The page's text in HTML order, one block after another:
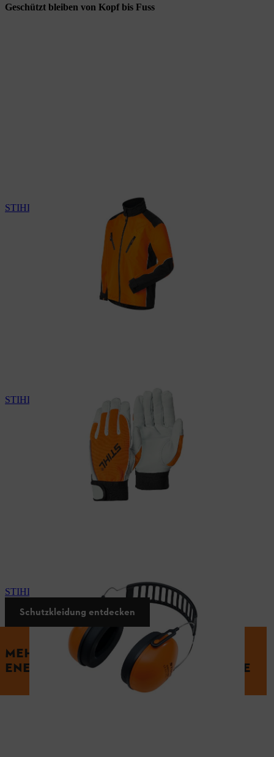
Geschützt bleiben von Kopf bis Fuss
STIHL Wetterschutzjacke
STIHL Arbeitschutzhandschuhe
STIHL Gehörschutzbügel
Schutzkleidung entdecken
MEHR ZUM LADE- UND
ENERGIEMANAGEMENT IHRER GERÄTE